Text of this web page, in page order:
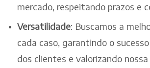
mercado, respeitando prazos e
Versatilidade: Buscamos a
cada caso, garantindo o
dos clientes e valorizando